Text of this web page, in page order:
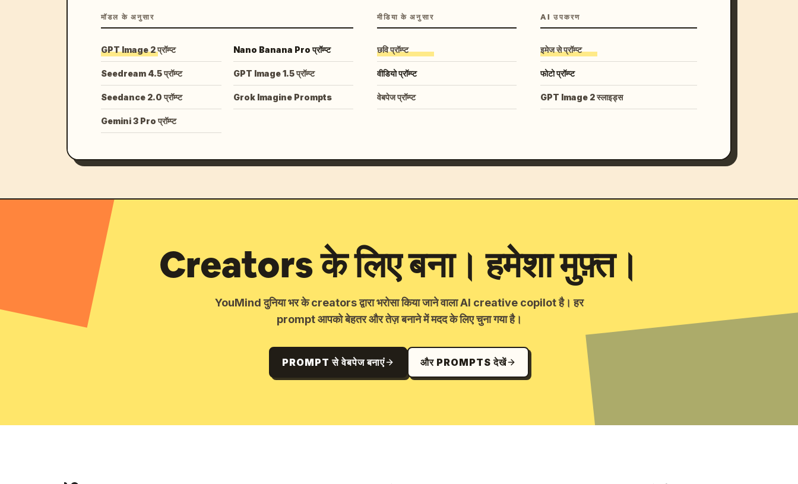
मॉडल के अनुसार
GPT Image 2 प्रॉम्प्ट Nano Banana Pro प्रॉम्प्ट
Seedream 4.5 प्रॉम्प्ट GPT Image 1.5 प्रॉम्प्ट
Seedance 2.0 प्रॉम्प्ट Grok Imagine Prompts
Gemini 3 Pro प्रॉम्प्ट
मीडिया के अनुसार
छवि प्रॉम्प्ट
वीडियो प्रॉम्प्ट
वेबपेज प्रॉम्प्ट
AI उपकरण
इमेज से प्रॉम्प्ट
फोटो प्रॉम्प्ट
GPT Image 2 स्लाइड्स
Creators के लिए बना। हमेशा मुफ़्त।
YouMind दुनिया भर के creators द्वारा भरोसा किया जाने वाला AI creative copilot है। हर
prompt आपको बेहतर और तेज़ बनाने में मदद के लिए चुना गया है।
PROMPT से वेबपेज बनाएं और PROMPTS देखें